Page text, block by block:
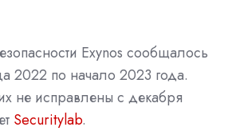
Exynos сообщалось
2022 по начало 2023 года.
не исправлены с декабря
Securitylab.